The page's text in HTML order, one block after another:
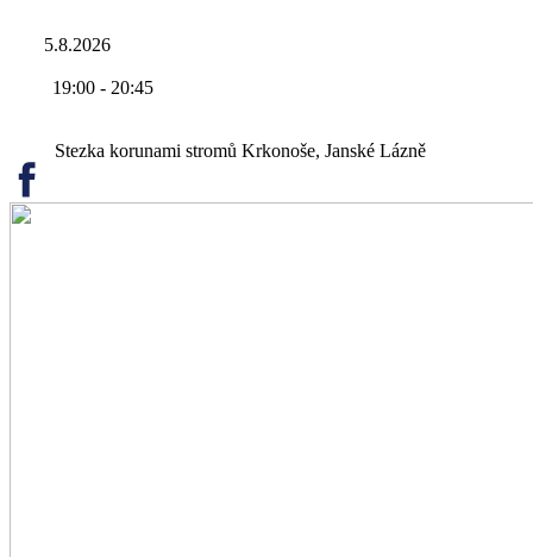
5.8.2026
19:00 - 20:45
Stezka korunami stromů Krkonoše, Janské Lázně